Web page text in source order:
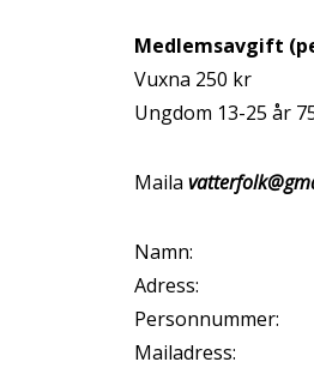
Medlemsavgift
Vuxna 250 kr
Ungdom 13-25 år
Maila
Namn:
Adress:
Personnummer:
Mailadress: